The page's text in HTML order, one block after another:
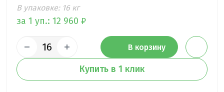
В упаковке: 16 кг
за 1 уп.: 12 960 ₽
В корзину
Купить в 1 клик